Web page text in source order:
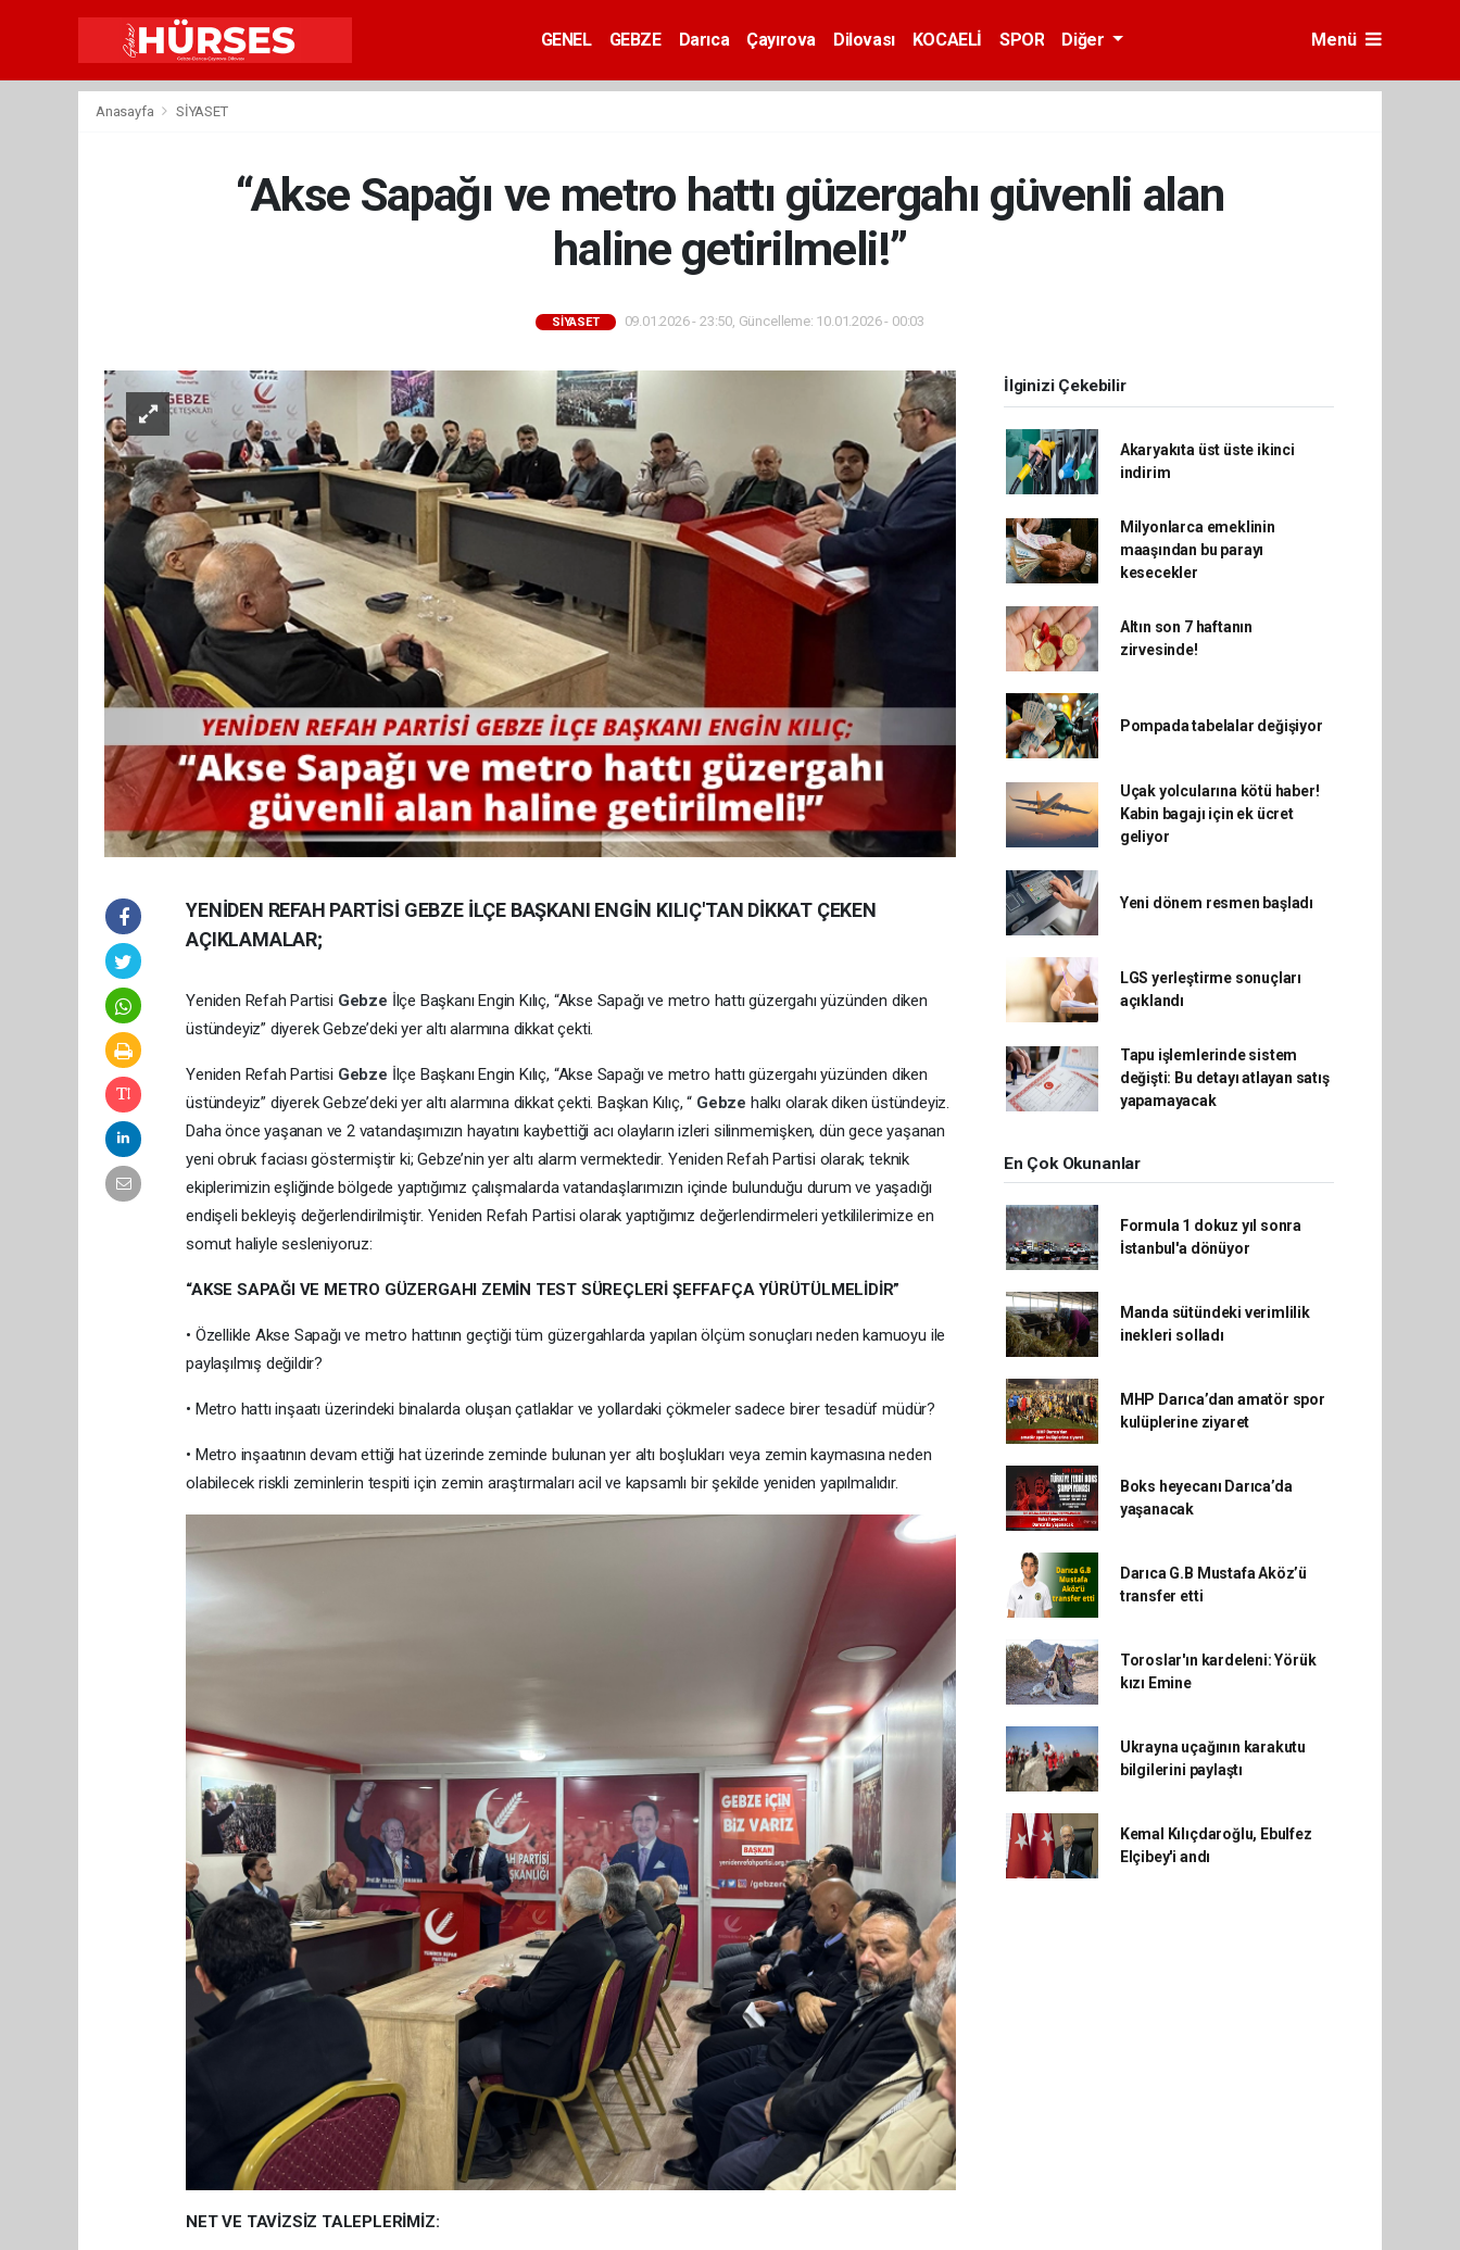
GENEL GEBZE Darıca Çayırova Dilovası KOCAELİ SPOR Diğer Menü
Anasayfa SİYASET
“Akse Sapağı ve metro hattı güzergahı güvenli alan
haline getirilmeli!”
SİYASET 09.01.2026 - 23:50, Güncelleme: 10.01.2026 - 00:03
YENİDEN REFAH PARTİSİ GEBZE İLÇE BAŞKANI ENGİN KILIÇ'TAN DİKKAT ÇEKEN
AÇIKLAMALAR;
Yeniden Refah Partisi Gebze İlçe Başkanı Engin Kılıç, “Akse Sapağı ve metro hattı güzergahı yüzünden diken
üstündeyiz” diyerek Gebze’deki yer altı alarmına dikkat çekti.
Yeniden Refah Partisi Gebze İlçe Başkanı Engin Kılıç, “Akse Sapağı ve metro hattı güzergahı yüzünden diken
üstündeyiz” diyerek Gebze’deki yer altı alarmına dikkat çekti. Başkan Kılıç, “ Gebze halkı olarak diken üstündeyiz.
Daha önce yaşanan ve 2 vatandaşımızın hayatını kaybettiği acı olayların izleri silinmemişken, dün gece yaşanan
yeni obruk faciası göstermiştir ki; Gebze’nin yer altı alarm vermektedir. Yeniden Refah Partisi olarak; teknik
ekiplerimizin eşliğinde bölgede yaptığımız çalışmalarda vatandaşlarımızın içinde bulunduğu durum ve yaşadığı
endişeli bekleyiş değerlendirilmiştir. Yeniden Refah Partisi olarak yaptığımız değerlendirmeleri yetkililerimize en
somut haliyle sesleniyoruz:
“AKSE SAPAĞI VE METRO GÜZERGAHI ZEMİN TEST SÜREÇLERİ ŞEFFAFÇA YÜRÜTÜLMELİDİR”
• Özellikle Akse Sapağı ve metro hattının geçtiği tüm güzergahlarda yapılan ölçüm sonuçları neden kamuoyu ile
paylaşılmış değildir?
• Metro hattı inşaatı üzerindeki binalarda oluşan çatlaklar ve yollardaki çökmeler sadece birer tesadüf müdür?
• Metro inşaatının devam ettiği hat üzerinde zeminde bulunan yer altı boşlukları veya zemin kaymasına neden
olabilecek riskli zeminlerin tespiti için zemin araştırmaları acil ve kapsamlı bir şekilde yeniden yapılmalıdır.
NET VE TAVİZSİZ TALEPLERİMİZ:
İlginizi Çekebilir
Akaryakıta üst üste ikinci
indirim
Milyonlarca emeklinin
maaşından bu parayı
kesecekler
Altın son 7 haftanın
zirvesinde!
Pompada tabelalar değişiyor
Uçak yolcularına kötü haber!
Kabin bagajı için ek ücret
geliyor
Yeni dönem resmen başladı
LGS yerleştirme sonuçları
açıklandı
Tapu işlemlerinde sistem
değişti: Bu detayı atlayan satış
yapamayacak
En Çok Okunanlar
Formula 1 dokuz yıl sonra
İstanbul'a dönüyor
Manda sütündeki verimlilik
inekleri solladı
MHP Darıca’dan amatör spor
kulüplerine ziyaret
Boks heyecanı Darıca’da
yaşanacak
Darıca G.B Mustafa Aköz’ü
transfer etti
Toroslar'ın kardeleni: Yörük
kızı Emine
Ukrayna uçağının karakutu
bilgilerini paylaştı
Kemal Kılıçdaroğlu, Ebulfez
Elçibey'i andı